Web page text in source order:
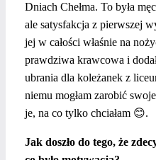
Dniach Chełma. To była
ale satysfakcja z pierwszej
jej w całości właśnie na
prawdziwa krawcowa i
ubrania dla koleżanek z
niemu mogłam zarobić
je, na co tylko chciałam 😊.
Jak doszło do tego, że